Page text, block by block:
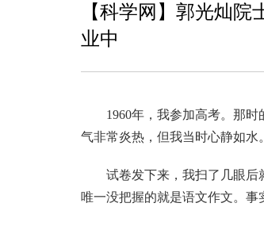
【科学网】郭光灿
业中
1960年，我参加高考。那
气非常炎热，但我当时心静如水。
试卷发下来，我扫了几眼后
唯一没把握的就是语文作文。事